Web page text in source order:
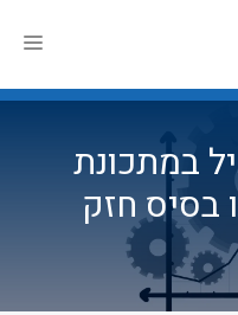
במתכונת
בסיס חזק